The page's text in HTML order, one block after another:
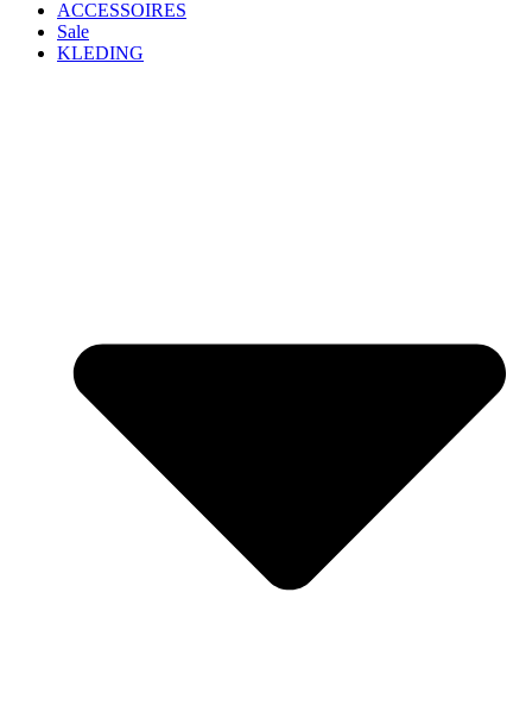
ACCESSOIRES
Sale
KLEDING